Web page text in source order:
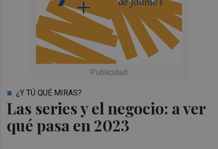
Las series y el negocio: a ver
qué pasa en 2023
¿Y TÚ QUÉ MIRAS?